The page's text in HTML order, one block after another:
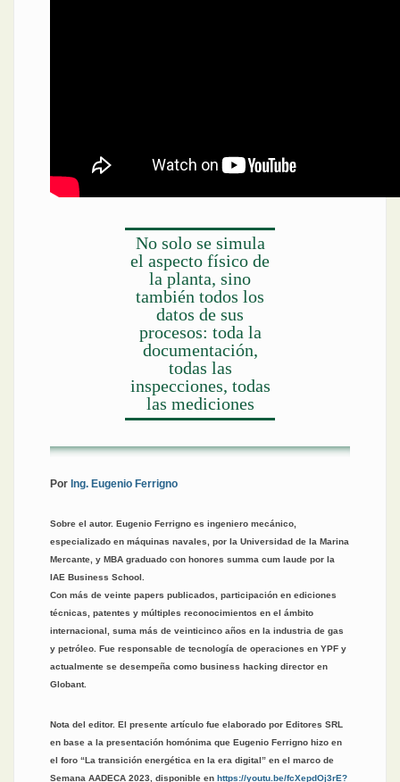
No solo se simula
el aspecto físico de
la planta, sino
también todos los
datos de sus
procesos: toda la
documentación,
todas las
inspecciones, todas
las mediciones
Por Ing. Eugenio Ferrigno
Sobre el autor. Eugenio Ferrigno es ingeniero mecánico,
especializado en máquinas navales, por la Universidad de la Marina
Mercante, y MBA graduado con honores summa cum laude por la
IAE Business School.
Con más de veinte papers publicados, participación en ediciones
técnicas, patentes y múltiples reconocimientos en el ámbito
internacional, suma más de veinticinco años en la industria de gas
y petróleo. Fue responsable de tecnología de operaciones en YPF y
actualmente se desempeña como business hacking director en
Globant.
Nota del editor. El presente artículo fue elaborado por Editores SRL
en base a la presentación homónima que Eugenio Ferrigno hizo en
el foro “La transición energética en la era digital” en el marco de
Semana AADECA 2023, disponible en https://youtu.be/fcXepdOj3rE?